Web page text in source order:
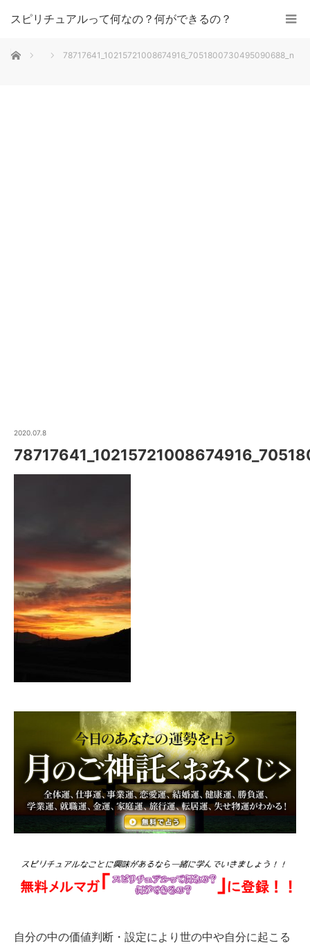
スピリチュアルって何なの？何ができるの？
ホーム 78717641_10215721008674916_7051800730495090688_n
2020.07.8
自分の中の価値判断・設定により世の中や自分に起こる